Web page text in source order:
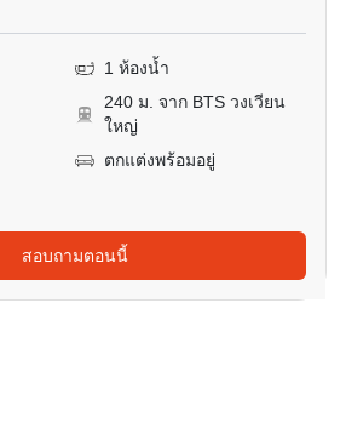
1 ห้องน้ำ
240 ม. จาก BTS วงเวียน
ใหญ่
ตกแต่งพร้อมอยู่
สอบถามตอนนี้